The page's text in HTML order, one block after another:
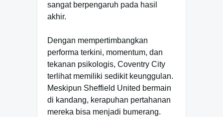
sangat berpengaruh pada hasil
akhir.
Dengan mempertimbangkan
performa terkini, momentum, dan
tekanan psikologis, Coventry City
terlihat memiliki sedikit keunggulan.
Meskipun Sheffield United bermain
di kandang, kerapuhan pertahanan
mereka bisa menjadi bumerang.